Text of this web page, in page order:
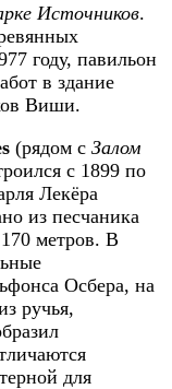
Источников.
году, павильон
в здание
Виши.
(рядом с Залом
с 1899 по
Лекёра
из песчаника
метров. В
Осбера, на
ручья,
для